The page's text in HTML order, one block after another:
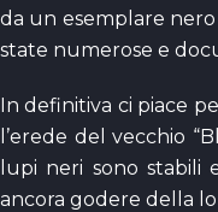
da un esemplare
state numerose e
In definitiva ci piace
l’erede del vecchio
lupi neri sono
ancora godere della